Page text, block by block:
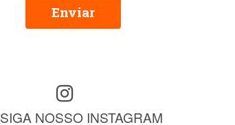
Enviar
SIGA NOSSO INSTAGRAM